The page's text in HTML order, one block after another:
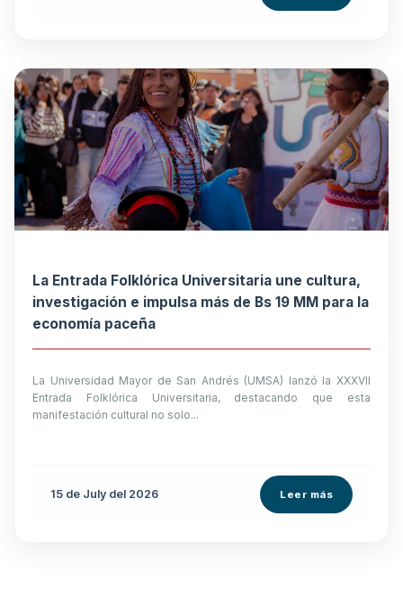
La Entrada Folklórica Universitaria une cultura,
investigación e impulsa más de Bs 19 MM para la
economía paceña
La Universidad Mayor de San Andrés (UMSA) lanzó la XXXVII
Entrada Folklórica Universitaria, destacando que esta
manifestación cultural no solo...
15 de July del 2026 Leer más